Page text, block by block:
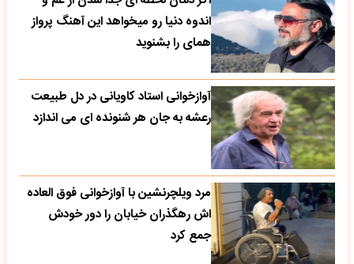
اندوه دنیا رو میخواهد این آهنگ پرواز
همای را بشنوید
آوازخوانی استاد کاویانی در دل طبیعت
رعشه به جان هر شنونده ای می اندازد
مرد ویلچرنشین با آوازخوانی فوق العاده
اش رهگذران خیابان را دور خودش
جمع کرد